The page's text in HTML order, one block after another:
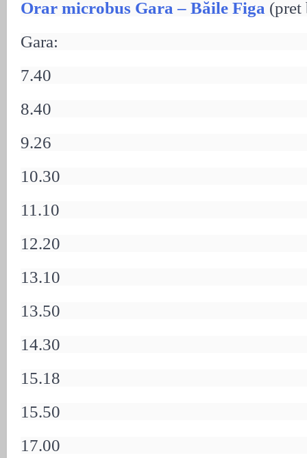
Orar microbus Gara – Băile Figa (pret
Gara:
7.40
8.40
9.26
10.30
11.10
12.20
13.10
13.50
14.30
15.18
15.50
17.00